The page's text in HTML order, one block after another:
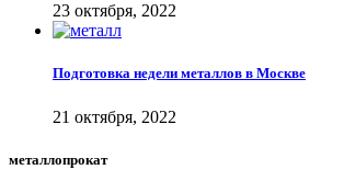
23 октября, 2022
Подготовка недели металлов в Москве
21 октября, 2022
металлопрокат